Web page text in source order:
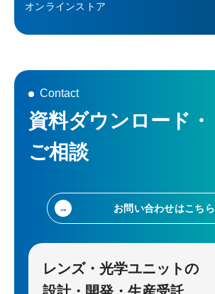
オンラインストア
Contact
資料ダウンロード・
ご相談
お問い合わせはこちら
レンズ・光学ユニットの